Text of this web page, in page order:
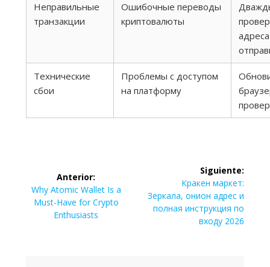
Неправильные
транзакции
Ошибочные переводы
криптовалюты
Технические
сбои
Проблемы с доступом
на платформу
de
entradas
Anterior:
Entrada
anterior:
Why Atomic Wallet Is a
Must-Have for Crypto
Enthusiasts
Siguiente:
Siguiente
entrada:
Кракен маркет:
Зеркала, онион адрес и
полная инструкция по
входу 2026